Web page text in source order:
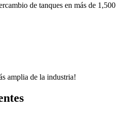
de tanques en más de 1,500
amplia de la industria!